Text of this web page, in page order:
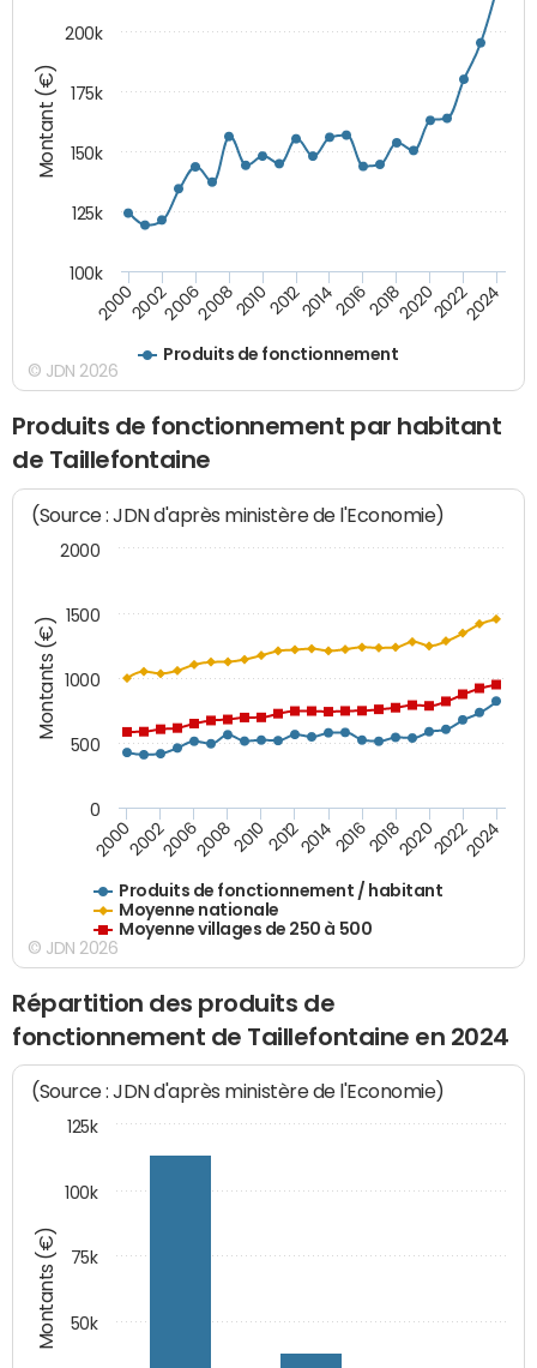
Montant (€)
Produits de fonctionnement
200020022006200820102012201420162018202020222024
100k
125k
150k
175k
200k
© JDN 2026
Produits de fonctionnement par habitant
de Taillefontaine
Montants (€)
(Source : JDN d'après ministère de l'Economie)
Produits de fonctionnement / habitant
Moyenne nationale
Moyenne villages de 250 à 500
200020022006200820102012201420162018202020222024
500
1000
1500
0
2000
© JDN 2026
Répartition des produits de
fonctionnement de Taillefontaine en 2024
Montants (€)
(Source : JDN d'après ministère de l'Economie)
50k
75k
100k
125k